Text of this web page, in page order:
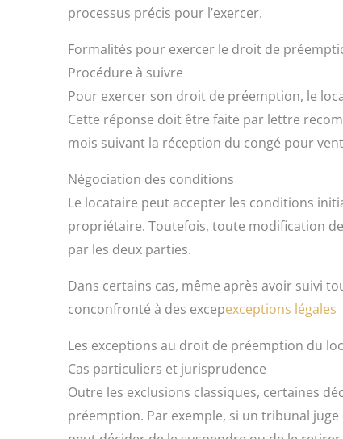
processus précis pour l’exercer.
Formalités pour exercer le droit de
Procédure à suivre
Pour exercer son droit de préemption, le
Cette réponse doit être faite par lettre
mois suivant la réception du congé pour
Négociation des conditions
Le locataire peut accepter les conditions
propriétaire. Toutefois, toute modification
par les deux parties.
Dans certains cas, même après avoir suivi
conconfronté à des excepexceptions légales
Les exceptions au droit de préemption du
Cas particuliers et jurisprudence
Outre les exclusions classiques, certaines
préemption. Par exemple, si un tribunal